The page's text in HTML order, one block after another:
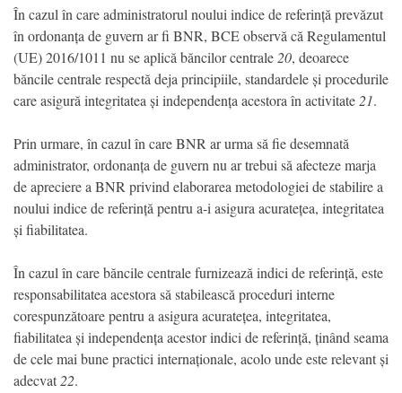
În cazul în care administratorul noului indice de referință prevăzut
în ordonanța de guvern ar fi BNR, BCE observă că Regulamentul
(UE) 2016/1011 nu se aplică băncilor centrale 20, deoarece
băncile centrale respectă deja principiile, standardele și procedurile
care asigură integritatea și independența acestora în activitate 21.
Prin urmare, în cazul în care BNR ar urma să fie desemnată
administrator, ordonanța de guvern nu ar trebui să afecteze marja
de apreciere a BNR privind elaborarea metodologiei de stabilire a
noului indice de referință pentru a-i asigura acuratețea, integritatea
și fiabilitatea.
În cazul în care băncile centrale furnizează indici de referință, este
responsabilitatea acestora să stabilească proceduri interne
corespunzătoare pentru a asigura acuratețea, integritatea,
fiabilitatea și independența acestor indici de referință, ținând seama
de cele mai bune practici internaționale, acolo unde este relevant și
adecvat 22.